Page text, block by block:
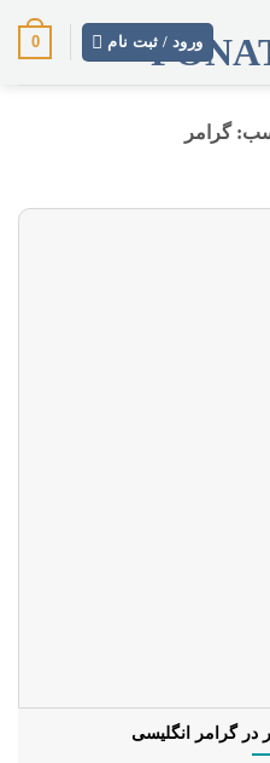
ورود / ثبت نام 0
گرامر
در گرامر انگلیسی